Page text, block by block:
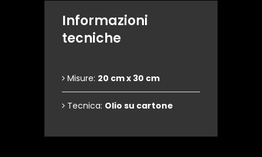
Informazioni
tecniche
Misure: 20 cm x 30 cm
Tecnica: Olio su cartone